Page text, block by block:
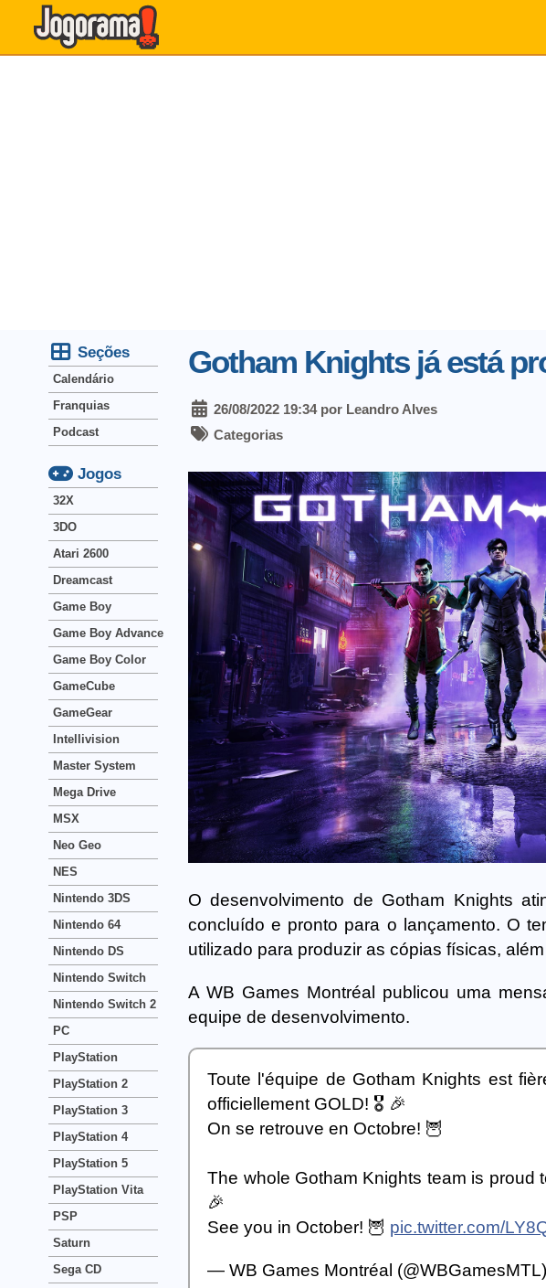
Gotham Knights já está
26/08/2022 19:34 por Leandro Alves
Categorias
O desenvolvimento de Gotham Knights
concluído e pronto para o lançamento. O
utilizado para produzir as cópias físicas,
A WB Games Montréal publicou uma
equipe de desenvolvimento.
Toute l'équipe de Gotham Knights est
officiellement GOLD! 🎖️ 🎉
On se retrouve en Octobre! 🦉
The whole Gotham Knights team is proud
🎉
See you in October! 🦉 pic.twitter.com/
— WB Games Montréal
Seções
Calendário
Franquias
Podcast
Jogos
32X
3DO
Atari 2600
Dreamcast
Game Boy
Game Boy Advance
Game Boy Color
GameCube
GameGear
Intellivision
Master System
Mega Drive
MSX
Neo Geo
NES
Nintendo 3DS
Nintendo 64
Nintendo DS
Nintendo Switch
Nintendo Switch 2
PC
PlayStation
PlayStation 2
PlayStation 3
PlayStation 4
PlayStation 5
PlayStation Vita
PSP
Saturn
Sega CD